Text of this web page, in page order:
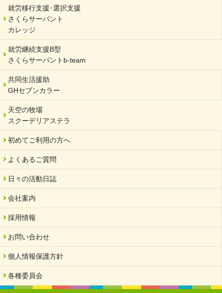
2024/02/02
岐阜県 ワーク・ライフ・バランス推進エクセレント企業認定
2024/01/15
令和6年能登半島地震被災者支援において
2023/12/29
年末年始のお知らせ
2023/12/18
北方支店・保護者交流会「収穫祭」
2023/11/08
オンラインショップを開設しました
2023/10/20
「可児の企業魅力発見フェア」に出展しました
2023/10/17
馬糞堆肥「馬の力」販売開始
2023/08/18
クラウドファンディングのご案内
yahooショッピングサイト本日開店
2023/02/16
令和さくら高等学院VSサーバント職員 サッカー試合日程変更
2023/01/20
就労移行支援･選択支援
さくらサーバント
カレッジ
就労継続支援B型
さくらサーバントb-team
共同生活援助
GHセブンカラー
天空の牧場
スクーデリアステラ
初めてご利用の方へ
よくあるご質問
日々の活動日誌
会社案内
採用情報
お問い合わせ
個人情報保護方針
各種委員会